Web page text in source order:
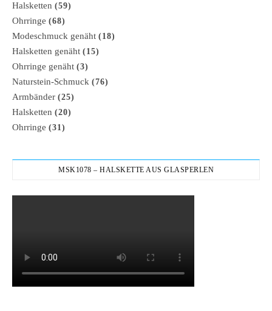
Halsketten (59)
Ohrringe (68)
Modeschmuck genäht (18)
Halsketten genäht (15)
Ohrringe genäht (3)
Naturstein-Schmuck (76)
Armbänder (25)
Halsketten (20)
Ohrringe (31)
MSK1078 – HALSKETTE AUS GLASPERLEN